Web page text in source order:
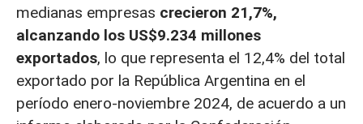
medianas empresas crecieron 21,7%,
alcanzando los US$9.234 millones
exportados, lo que representa el 12,4% del total
exportado por la República Argentina en el
período enero-noviembre 2024, de acuerdo a un